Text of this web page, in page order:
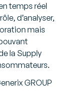
temps réel
d’analyser,
mais
la Supply
GROUP